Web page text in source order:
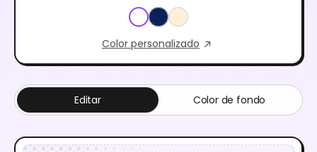
Color personalizado
Editar Color de fondo